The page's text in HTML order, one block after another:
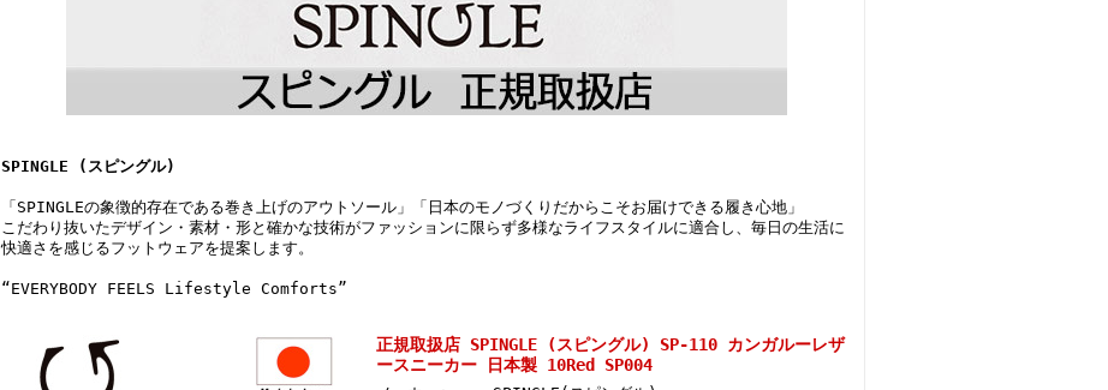
SPINGLE (スピングル)
「SPINGLEの象徴的存在である巻き上げのアウトソール」「日本のモノづくりだからこそお届けできる履き心地」
こだわり抜いたデザイン・素材・形と確かな技術がファッションに限らず多様なライフスタイルに適合し、毎日の生活に
快適さを感じるフットウェアを提案します。
“EVERYBODY FEELS Lifestyle Comforts”
正規取扱店 SPINGLE (スピングル) SP-110 カンガルーレザ
ースニーカー 日本製 10Red SP004